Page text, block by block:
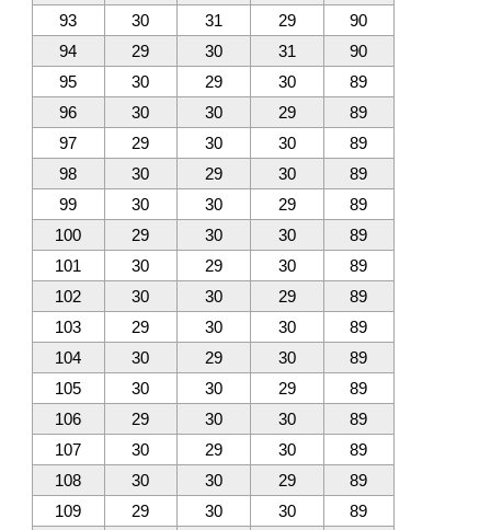
93
30 31 29
90
94
29 30 31
90
95
30 29 30
89
96
30 30 29
89
97
29 30 30
89
98
30 29 30
89
99
30 30 29
89
100
29 30 30
89
101
30 29 30
89
102
30 30 29
89
103
29 30 30
89
104
30 29 30
89
105
30 30 29
89
106
29 30 30
89
107
30 29 30
89
108
30 30 29
89
109
29 30 30
89